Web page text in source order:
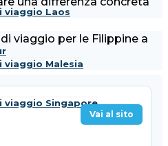
viaggio Laos
viaggio Malesia
viaggio Singapore
viaggio per le Filippine a
Vai al sito